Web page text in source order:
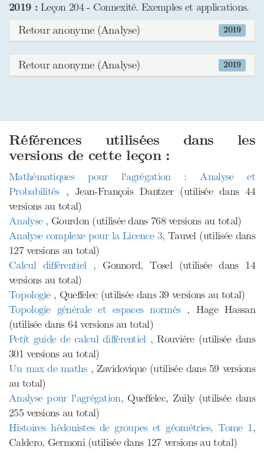
2019 :Leçon 204 - Connexité. Exemples et applications.
2019
Retour anonyme (Analyse)
2019
Retour anonyme (Analyse)
Références utilisées dans les
versions de cette leçon :
Mathématiques pour l'agrégation : Analyse et
Probabilités , Jean-François Dantzer (utilisée dans 44
versions au total)
Analyse , Gourdon (utilisée dans 768 versions au total)
Analyse complexe pour la Licence 3, Tauvel (utilisée dans
127 versions au total)
Calcul différentiel , Gonnord, Tosel (utilisée dans 14
versions au total)
Topologie , Queffelec (utilisée dans 39 versions au total)
Topologie générale et espaces normés , Hage Hassan
(utilisée dans 64 versions au total)
Petit guide de calcul différentiel , Rouvière (utilisée dans
301 versions au total)
Un max de maths , Zavidovique (utilisée dans 59 versions
au total)
Analyse pour l'agrégation, Queffelec, Zuily (utilisée dans
255 versions au total)
Histoires hédonistes de groupes et géométries, Tome 1,
Caldero, Germoni (utilisée dans 127 versions au total)